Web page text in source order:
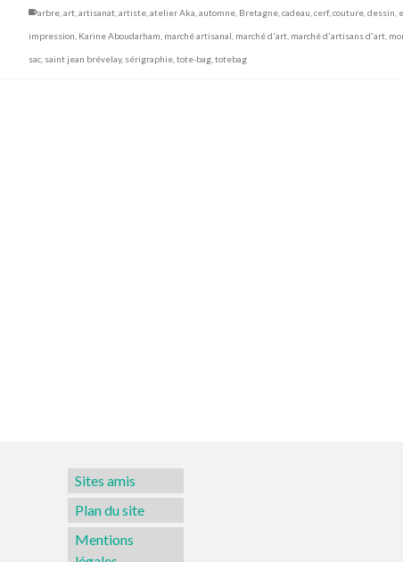
arbre, art, artisanat, artiste, atelier Aka automne, Bretagne, cadeau cerf, couture, dessin
impression Karine Aboudarham marché artisanal marché d'art, marché d'artisans d'art,
sac, saint jean brévelay, sérigraphie, tote-bag, totebag
Sites amis
Plan du site
Mentions